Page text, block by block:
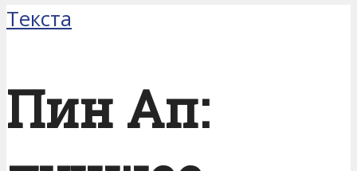
Текста
Пин Ап: